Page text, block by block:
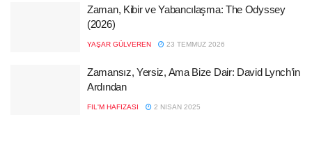
Zaman, Kibir ve Yabancılaşma: The Odyssey
(2026)
YAŞAR GÜLVEREN 23 TEMMUZ 2026
Zamansız, Yersiz, Ama Bize Dair: David Lynch’in
Ardından
FIL'M HAFIZASI 2 NISAN 2025